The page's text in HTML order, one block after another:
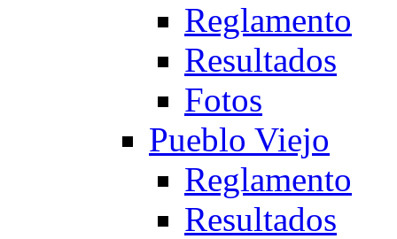
Reglamento
Resultados
Fotos
Pueblo Viejo
Reglamento
Resultados